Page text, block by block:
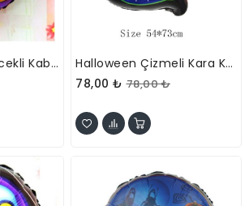
Halloween Örümcekli Kabaklı Folyo Balon 18 Inç
Halloween Çizmeli Kara Kedi Folyo Balon
78,00 ₺ 78,00 ₺